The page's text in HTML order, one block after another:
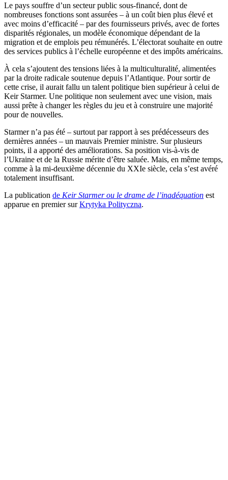
Le pays souffre d’un secteur public sous-financé, dont de
nombreuses fonctions sont assurées – à un coût bien plus élevé et
avec moins d’efficacité – par des fournisseurs privés, avec de fortes
disparités régionales, un modèle économique dépendant de la
migration et de emplois peu rémunérés. L’électorat souhaite en outre
des services publics à l’échelle européenne et des impôts américains.
À cela s’ajoutent des tensions liées à la multiculturalité, alimentées
par la droite radicale soutenue depuis l’Atlantique. Pour sortir de
cette crise, il aurait fallu un talent politique bien supérieur à celui de
Keir Starmer. Une politique non seulement avec une vision, mais
aussi prête à changer les règles du jeu et à construire une majorité
pour de nouvelles.
Starmer n’a pas été – surtout par rapport à ses prédécesseurs des
dernières années – un mauvais Premier ministre. Sur plusieurs
points, il a apporté des améliorations. Sa position vis-à-vis de
l’Ukraine et de la Russie mérite d’être saluée. Mais, en même temps,
comme à la mi-deuxième décennie du XXIe siècle, cela s’est avéré
totalement insuffisant.
La publication de Keir Starmer ou le drame de l’inadéquation est
apparue en premier surKrytyka Polityczna.